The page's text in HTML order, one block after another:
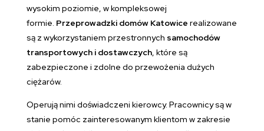
wysokim poziomie, w kompleksowej
formie. Przeprowadzki domów Katowice realizowane
są z wykorzystaniem przestronnych samochodów
transportowych i dostawczych, które są
zabezpieczone i zdolne do przewożenia dużych
ciężarów.
Operują nimi doświadczeni kierowcy. Pracownicy są w
stanie pomóc zainteresowanym klientom w zakresie